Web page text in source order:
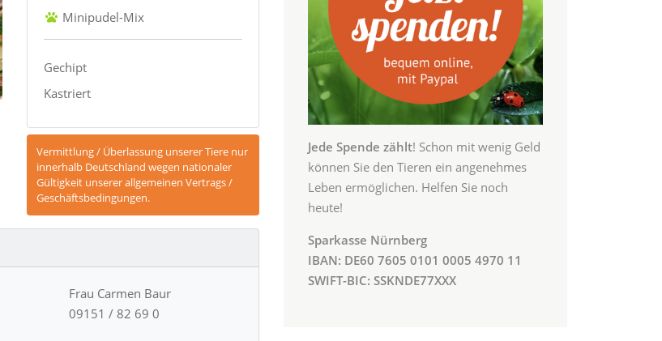
Minipudel-Mix
Gechipt
Kastriert
Vermittlung / Überlassung unserer Tiere nur
innerhalb Deutschland wegen nationaler
Gültigkeit unserer allgemeinen Vertrags /
Geschäftsbedingungen.
Frau Carmen Baur
09151 / 82 69 0
Jede Spende zählt! Schon mit wenig Geld
können Sie den Tieren ein angenehmes
Leben ermöglichen. Helfen Sie noch
heute!
Sparkasse Nürnberg
IBAN: DE60 7605 0101 0005 4970 11
SWIFT-BIC: SSKNDE77XXX